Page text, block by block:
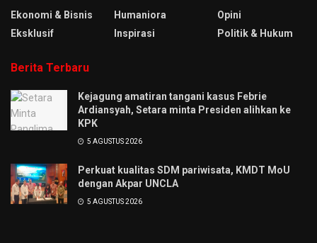
Ekonomi & Bisnis
Eksklusif
Humaniora
Inspirasi
Opini
Politik & Hukum
Berita Terbaru
Kejagung amatiran tangani kasus Febrie
Ardiansyah, Setara minta Presiden alihkan ke
KPK
5 AGUSTUS 2026
Perkuat kualitas SDM pariwisata, KMDT MoU
dengan Akpar UNCLA
5 AGUSTUS 2026